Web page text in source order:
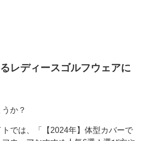
レディースゴルフウェアに
か？
では、「【2024年】体型カバーで